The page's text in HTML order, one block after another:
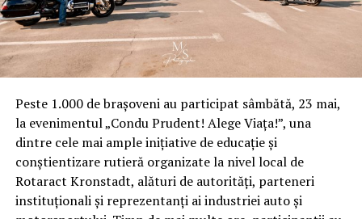
organizat de Administraţia Prezidenţială a României şi
Camera de Comerţ şi Industrie a României, în cooperare
cu Consiliul Atlantic al Statelor Unite şi Şcoala
Naţională de Studii Politice şi Administrative.
SURSA: Agerpres
IasiAZI.ro
ARTICOLE PE ACEIASI TEMA: PRIMA
URMATORUL
Peste 1.000 de brașoveni au participat sâmbătă, 23 mai,
la evenimentul „Condu Prudent! Alege Viața!”, una
dintre cele mai ample inițiative de educație și
conștientizare rutieră organizate la nivel local de
Rotaract Kronstadt, alături de autorități, parteneri
instituționali și reprezentanți ai industriei auto și